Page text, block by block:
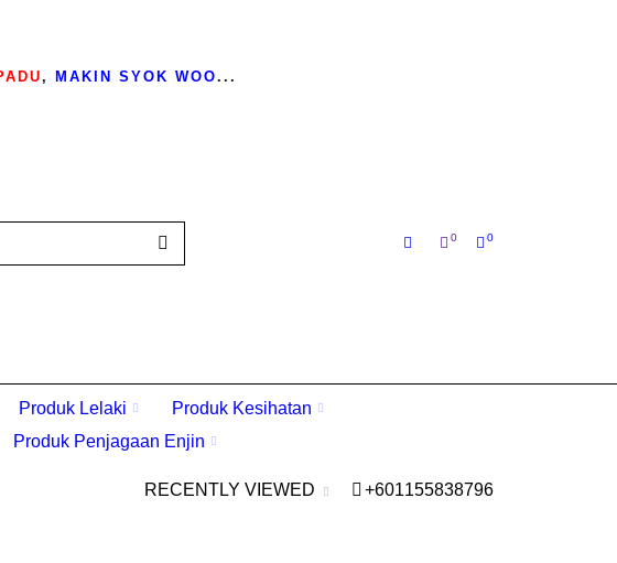
, MAKIN SYOK WOO...
0
0
Produk Lelaki
Produk Kesihatan
Produk Penjagaan Enjin
+601155838796
RECENTLY VIEWED